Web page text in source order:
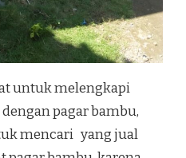
untuk melengkapi
pagar bambu,
mencari yang jual